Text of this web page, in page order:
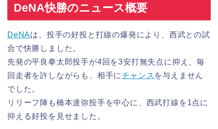
DeNA快勝のニュース概要
DeNAは、投手の好投と打線の爆発により、西武との試
合で快勝しました。
先発の平良拳太郎投手が4回を3安打無失点に抑え、毎
回走者を許しながらも、相手にチャンス を与えません
でした。
リリーフ陣も橋本達弥投手を中心に、西武打線を1点に
抑える好投を見せました。